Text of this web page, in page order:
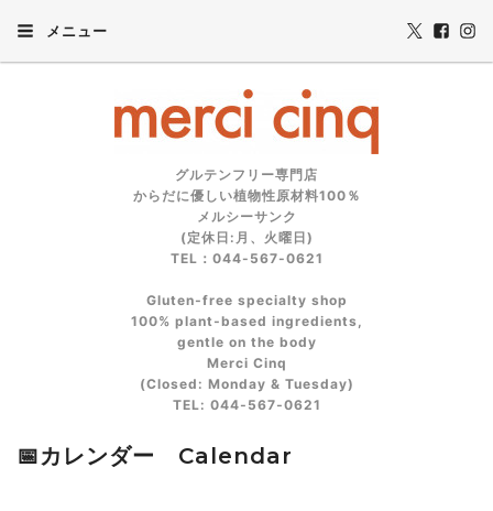
メニュー
グルテンフリー専門店
からだに優しい植物性原材料100％
メルシーサンク
(定休日:月、火曜日)
TEL：044-567-0621
Gluten‑free specialty shop
100% plant‑based ingredients,
gentle on the body
Merci Cinq
(Closed: Monday & Tuesday)
TEL: 044‑567‑0621
📅カレンダー Calendar